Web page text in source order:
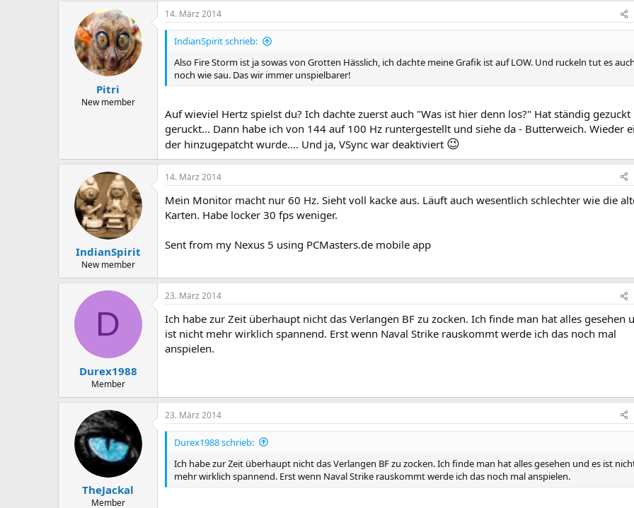
Pitri
New member
14. März 2014
IndianSpirit schrieb:
Also Fire Storm ist ja sowas von Grotten Hässlich, ich dachte meine Grafik ist auf LOW. Und ruckeln tut es
noch wie sau. Das wir immer unspielbarer!
Auf wieviel Hertz spielst du? Ich dachte zuerst auch "Was ist hier denn los?" Hat ständig gezuckt
geruckt... Dann habe ich von 144 auf 100 Hz runtergestellt und siehe da - Butterweich. Wieder
der hinzugepatcht wurde.... Und ja, VSync war deaktiviert 😉
IndianSpirit
New member
14. März 2014
Mein Monitor macht nur 60 Hz. Sieht voll kacke aus. Läuft auch wesentlich schlechter wie die
Karten. Habe locker 30 fps weniger.
Sent from my Nexus 5 using PCMasters.de mobile app
D
Durex1988
Member
23. März 2014
Ich habe zur Zeit überhaupt nicht das Verlangen BF zu zocken. Ich finde man hat alles gesehen
ist nicht mehr wirklich spannend. Erst wenn Naval Strike rauskommt werde ich das noch mal
anspielen.
TheJackal
Member
23. März 2014
Durex1988 schrieb:
Ich habe zur Zeit überhaupt nicht das Verlangen BF zu zocken. Ich finde man hat alles gesehen und es ist
mehr wirklich spannend. Erst wenn Naval Strike rauskommt werde ich das noch mal anspielen.